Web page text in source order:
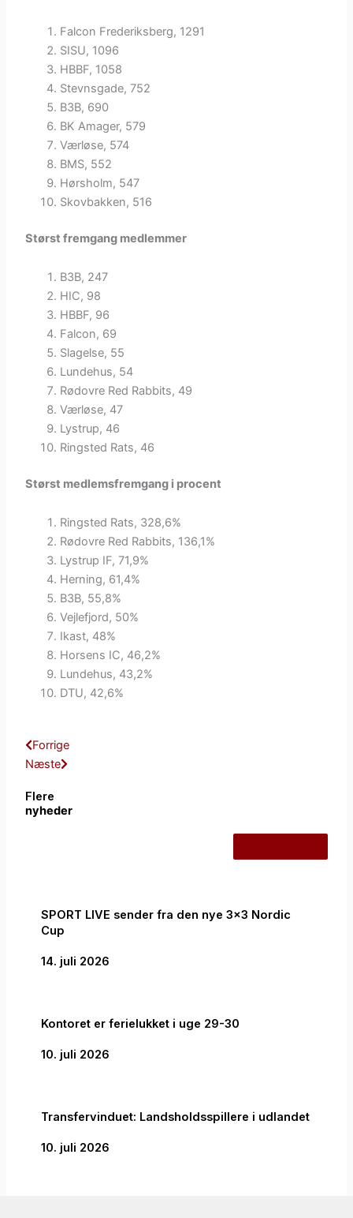
Falcon Frederiksberg, 1291
SISU, 1096
HBBF, 1058
Stevnsgade, 752
B3B, 690
BK Amager, 579
Værløse, 574
BMS, 552
Hørsholm, 547
Skovbakken, 516
Størst fremgang medlemmer
B3B, 247
HIC, 98
HBBF, 96
Falcon, 69
Slagelse, 55
Lundehus, 54
Rødovre Red Rabbits, 49
Værløse, 47
Lystrup, 46
Ringsted Rats, 46
Størst medlemsfremgang i procent
Ringsted Rats, 328,6%
Rødovre Red Rabbits, 136,1%
Lystrup IF, 71,9%
Herning, 61,4%
B3B, 55,8%
Vejlefjord, 50%
Ikast, 48%
Horsens IC, 46,2%
Lundehus, 43,2%
DTU, 42,6%
Tidligere
Forrige
Næste
Næste
Flere
nyheder
SPORT LIVE sender fra den nye 3×3 Nordic
Cup
14. juli 2026
Kontoret er ferielukket i uge 29-30
10. juli 2026
Transfervinduet: Landsholdsspillere i udlandet
10. juli 2026